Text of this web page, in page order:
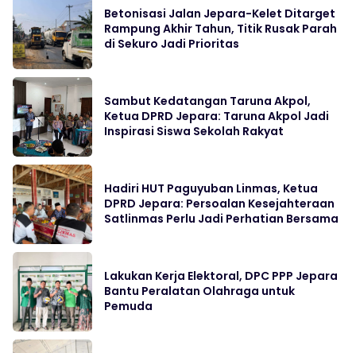
Betonisasi Jalan Jepara-Kelet Ditarget
Rampung Akhir Tahun, Titik Rusak Parah
di Sekuro Jadi Prioritas
Sambut Kedatangan Taruna Akpol,
Ketua DPRD Jepara: Taruna Akpol Jadi
Inspirasi Siswa Sekolah Rakyat
Hadiri HUT Paguyuban Linmas, Ketua
DPRD Jepara: Persoalan Kesejahteraan
Satlinmas Perlu Jadi Perhatian Bersama
Lakukan Kerja Elektoral, DPC PPP Jepara
Bantu Peralatan Olahraga untuk
Pemuda